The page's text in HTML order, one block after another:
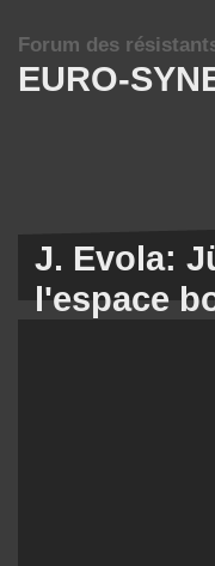
EURO-
Forum des
J. Evola:
l'espace